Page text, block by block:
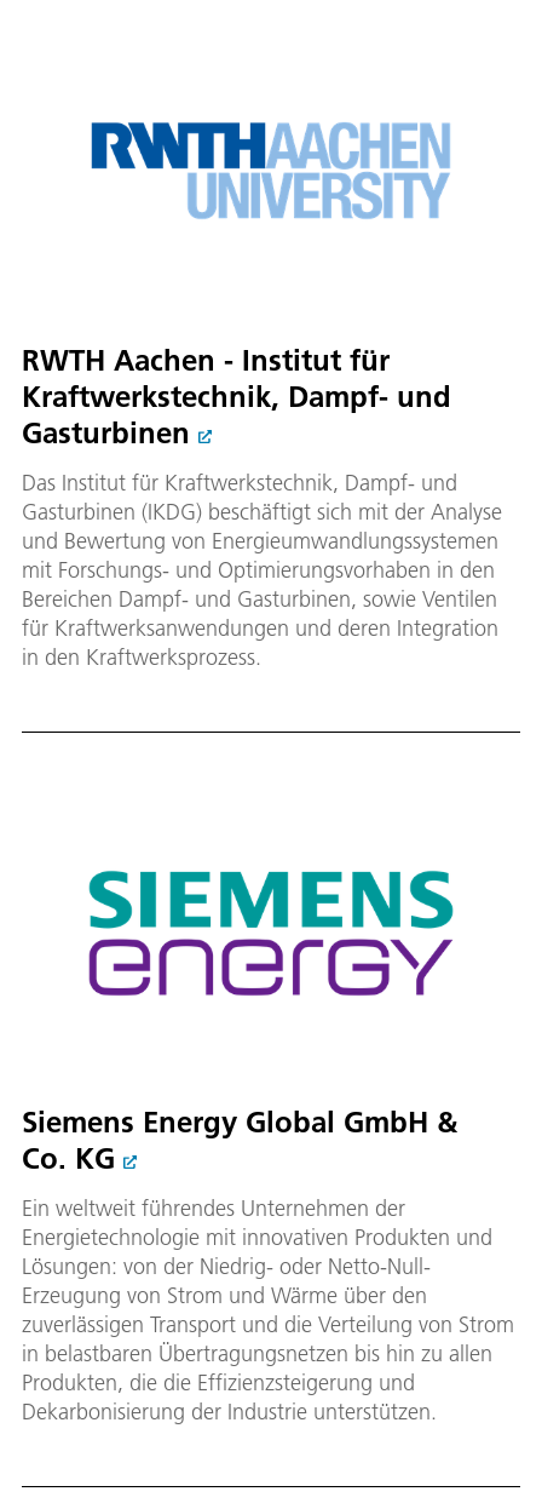
RWTH Aachen - Institut für
Kraftwerkstechnik, Dampf- und
Gasturbinen
Das Institut für Kraftwerkstechnik, Dampf- und
Gasturbinen (IKDG) beschäftigt sich mit der Analyse
und Bewertung von Energieumwandlungssystemen
mit Forschungs- und Optimierungsvorhaben in den
Bereichen Dampf- und Gasturbinen, sowie Ventilen
für Kraftwerksanwendungen und deren Integration
in den Kraftwerksprozess.
Siemens Energy Global GmbH &
Co. KG
Ein weltweit führendes Unternehmen der
Energietechnologie mit innovativen Produkten und
Lösungen: von der Niedrig- oder Netto-Null-
Erzeugung von Strom und Wärme über den
zuverlässigen Transport und die Verteilung von Strom
in belastbaren Übertragungsnetzen bis hin zu allen
Produkten, die die Effizienzsteigerung und
Dekarbonisierung der Industrie unterstützen.